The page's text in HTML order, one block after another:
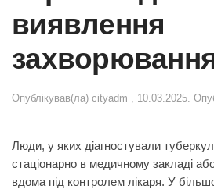
виявлення
Опублікував(ла) cityadm 10.03.2025 .
Люди, у яких діагностували
стаціонарно в медичному закладі
вдома під контролем лікаря. У